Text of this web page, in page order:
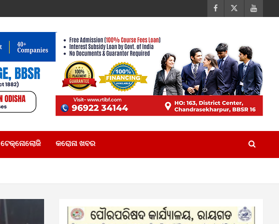
ଟେକ୍ନୋଲୋଜି କରୋନା ଖବର